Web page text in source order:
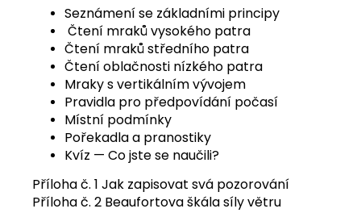
Seznámení se základními principy
Čtení mraků vysokého patra
Čtení mraků středního patra
Čtení oblačnosti nízkého patra
Mraky s vertikálním vývojem
Pravidla pro předpovídání počasí
Místní podmínky
Pořekadla a pranostiky
Kvíz — Co jste se naučili?
Příloha č. 1 Jak zapisovat svá pozorování
Příloha č. 2 Beaufortova škála síly větru